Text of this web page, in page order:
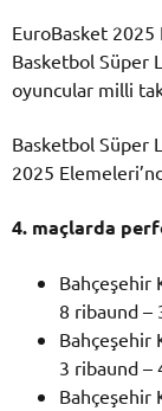
EuroBasket 2025
Basketbol Süper
oyuncular milli
Basketbol Süper
2025
4. maçlarda
Bahçeşehir
8 ribaund –
Bahçeşehir
3 ribaund –
Bahçeşehir